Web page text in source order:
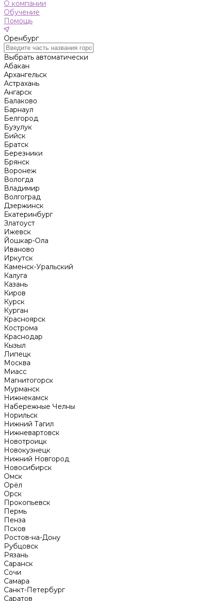
О компании
Обучение
Помощь
Оренбург
Выбрать автоматически
Абакан
Архангельск
Астрахань
Ангарск
Балаково
Барнаул
Белгород
Бузулук
Бийск
Братск
Березники
Брянск
Воронеж
Вологда
Владимир
Волгоград
Дзержинск
Екатеринбург
Златоуст
Ижевск
Йошкар-Ола
Иваново
Иркутск
Каменск-Уральский
Калуга
Казань
Киров
Курск
Курган
Красноярск
Кострома
Краснодар
Кызыл
Липецк
Москва
Миасс
Магнитогорск
Мурманск
Нижнекамск
Набережные Челны
Норильск
Нижний Тагил
Нижневартовск
Новотроицк
Новокузнецк
Нижний Новгород
Новосибирск
Омск
Орёл
Орск
Прокопьевск
Пермь
Пенза
Псков
Ростов-на-Дону
Рубцовск
Рязань
Саранск
Сочи
Самара
Санкт-Петербург
Саратов